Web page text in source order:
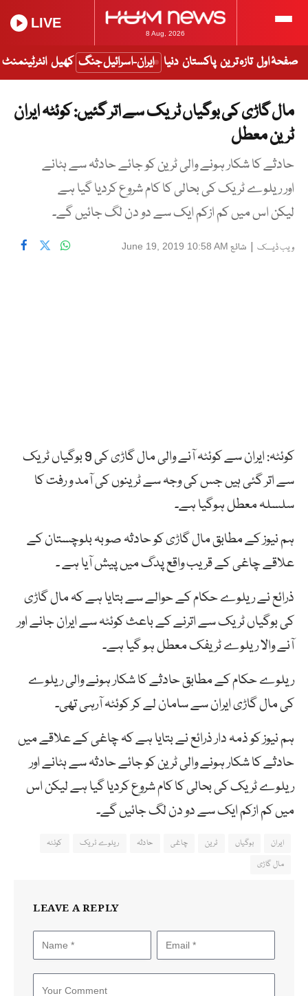
8 Aug, 2026
LIVE
صفحۂ اول تازہ ترین پاکستان دنیا ایران-اسرائیل جنگ کھیل انٹرٹینمنٹ
مال گاڑی کی بوگیاں ٹریک سے اتر گئیں: کوئٹہ ایران
ٹرین معطل
حادثے کا شکار ہونے والی ٹرین کو جائے حادثہ سے ہٹانے
اور ریلوے ٹریک کی بحالی کا کام شروع کردیا گیا ہے
لیکن اس میں کم ازکم ایک سے دو دن لگ جائیں گے۔
ویب ڈیسک | شائع June 19, 2019 10:58 AM
کوئٹہ: ایران سے کوئٹہ آنے والی مال گاڑی کی 9 بوگیاں ٹریک
سے اتر گئی ہیں جس کی وجہ سے ٹرینوں کی آمد و رفت کا
سلسلہ معطل ہوگیا ہے۔
ہم نیوز کے مطابق مال گاڑی کو حادثہ صوبہ بلوچستان کے
علاقے چاغی کے قریب واقع پدگ میں پیش آیا ہے ۔
ذرائع نے ریلوے حکام کے حوالے سے بتایا ہے کہ مال گاڑی
کی بوگیاں ٹریک سے اترنے کے باعث کوئٹہ سے ایران جانے اور
آنے والا ریلوے ٹریفک معطل ہو گیا ہے۔
ریلوے حکام کے مطابق حادثے کا شکار ہونے والی ریلوے
کی مال گاڑی ایران سے سامان لے کر کوئٹہ آرہی تھی۔
ہم نیوز کو ذمہ دار ذرائع نے بتایا ہے کہ چاغی کے علاقے میں
حادثے کا شکار ہونے والی ٹرین کو جائے حادثہ سے ہٹانے اور
ریلوے ٹریک کی بحالی کا کام شروع کردیا گیا ہے لیکن اس
میں کم ازکم ایک سے دو دن لگ جائیں گے۔
ایران بوگیاں ٹرین چاغی حادثہ ریلوے ٹریک
کوئٹہ
مال گاڑی
LEAVE A REPLY